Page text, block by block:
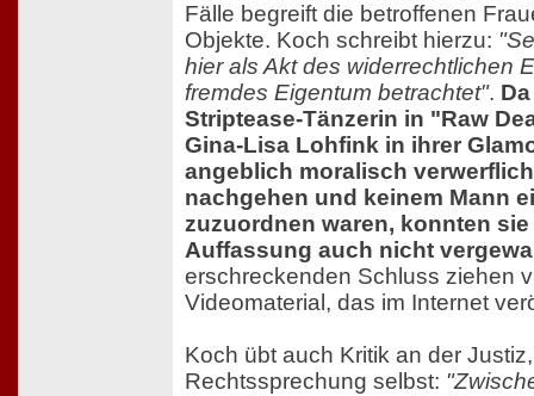
Fälle begreift die betroffenen
Objekte. Koch schreibt hierzu:
hier als Akt des widerrechtlichen
fremdes Eigentum betrachtet".
Striptease-Tänzerin in "Raw
Gina-Lisa Lohfink in ihrer
angeblich moralisch
nachgehen und keinem Mann
zuzuordnen waren, konnten
Auffassung auch nicht
erschreckenden Schluss ziehen
Videomaterial, das im Internet
Koch übt auch Kritik an der
Rechtssprechung selbst: